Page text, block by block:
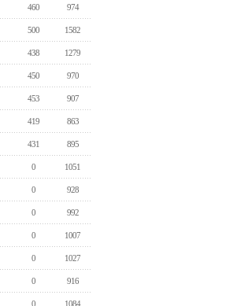
460 974
500 1582
438 1279
450 970
453 907
419 863
431 895
0 1051
0 928
0 992
0 1007
0 1027
0 916
0 1084